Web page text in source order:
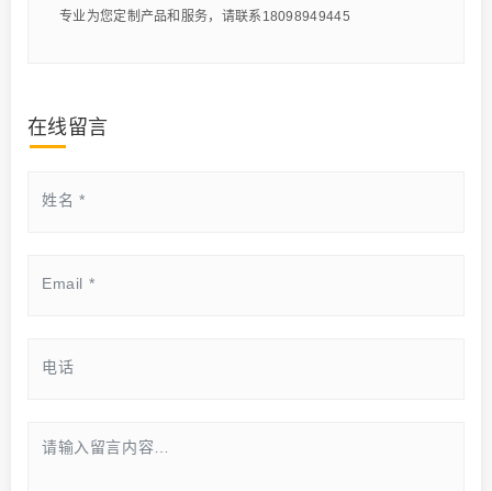
专业为您定制产品和服务，请联系18098949445
在线留言